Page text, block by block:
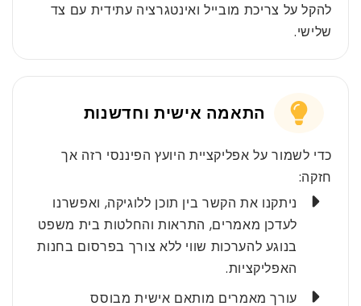
להקל על צריכת מובייל ואינטגרציה עתידית עם צד
שלישי.
התאמה אישית וחדשנות
כדי לשמור על אפליקציית היועץ הפיננסי רזה אך
חזקה:
ניתקנו את הקשר בין תוכן ללוגיקה, ואפשרנו
לעדכן מאמרים, התראות והחלטות בית משפט
בנוגע להערכות שווי ללא צורך בפרסום בחנות
האפליקציות.
עורך מאמרים מותאם אישית מבוסס